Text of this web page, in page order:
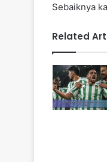
Sebaiknya
Related